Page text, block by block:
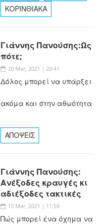
ΚΟΡΙΝΘΙΑΚΑ
Γιάννης Πανούσης:Ως
πότε;
20 Mar, 2021 | 20:41
Δόλος μπορεί να υπάρξει
ακόμα και στην αθωότητα
ΑΠΟΨΕΙΣ
Γιάννης Πανούσης:
Ανέξοδες κραυγές κι
αδιέξοδες τακτικές
15 Mar, 2021 | 11:59
Πώς μπορεί ένα όχημα να